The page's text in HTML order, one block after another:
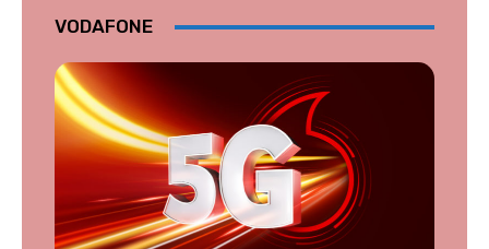
VODAFONE